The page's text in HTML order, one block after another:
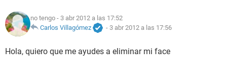
no tengo - 3 abr 2012 a las 17:52
Carlos Villagómez
- 3 abr 2012 a las 17:56
Hola, quiero que me ayudes a eliminar mi face